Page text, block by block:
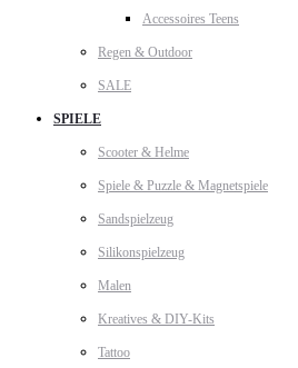
Accessoires Teens
Regen & Outdoor
SALE
SPIELE
Scooter & Helme
Spiele & Puzzle & Magnetspiele
Sandspielzeug
Silikonspielzeug
Malen
Kreatives & DIY-Kits
Tattoo